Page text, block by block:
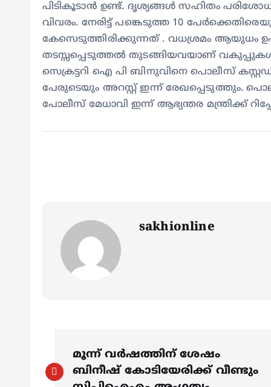
പിടികൂടാൻ ഉണ്ട്. ദൃശ്യങ്ങൾ സഹിതം
വിവരം. നേരിട്ട് പങ്കെടുത്ത 10
കേസെടുത്തിരിക്കുന്നത് . വധശ്രമം ആയുധം
തടസ്സപ്പെടുത്തൽ തുടങ്ങിയവയാണ്
സെക്രട്ടറി ഐ പി ബിനുവിനെ പൊലീസ്
പേരുടെയും അറസ്റ്റ് ഇന്ന് രേഖപ്പെടുത്തും.
പോലീസ് മേധാവി ഇന്ന് ആഭ്യന്തര മന്ത്രിക്ക്
sakhionline
o
മൂന്ന് വർഷത്തിന് ശേഷം
ബിനീഷ് കോടിയേരിക്ക് വീണ്ടും